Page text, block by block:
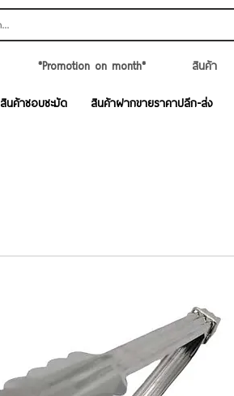
*Promotion on month* สินค้า
สินค้าชอบชะมัด สินค้าฝากขายราคาปลีก-ส่ง